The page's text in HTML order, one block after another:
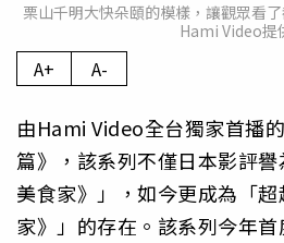
栗山千明大快朵頤的模樣，讓觀眾看
Hami Video提
A+ A-
由Hami Video全台獨家首播
篇》，該系列不僅日本影評
美食家》」，如今更成為「
家》」的存在。該系列今年首